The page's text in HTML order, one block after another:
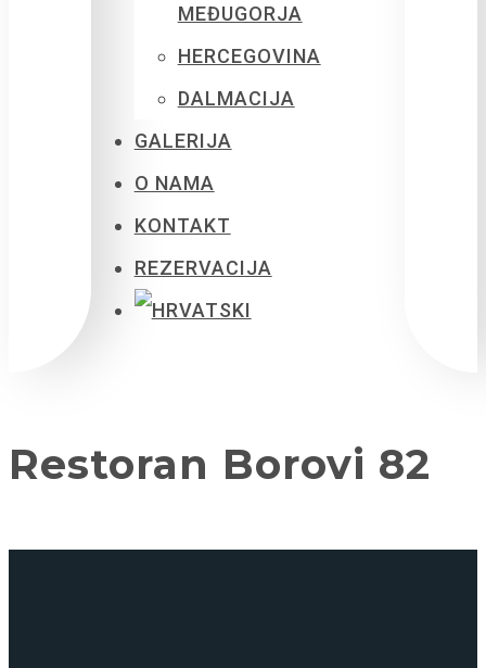
MEĐUGORJA
HERCEGOVINA
DALMACIJA
GALERIJA
O NAMA
KONTAKT
REZERVACIJA
Restoran Borovi 82